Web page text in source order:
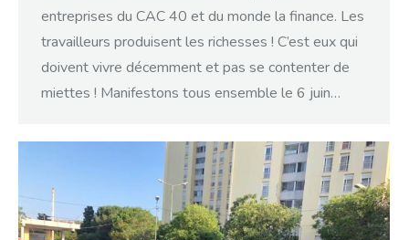
entreprises du CAC 40 et du monde la finance. Les
travailleurs produisent les richesses ! C’est eux qui
doivent vivre décemment et pas se contenter de
miettes ! Manifestons tous ensemble le 6 juin…